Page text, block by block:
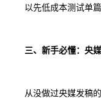
以先低成本测试单
三、新手必懂：央
从没做过央媒发稿